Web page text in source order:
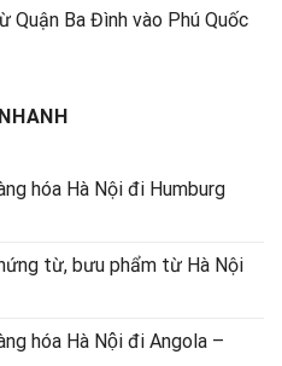
Quận Ba Đình vào Phú Quốc
hóa Hà Nội đi Humburg
từ, bưu phẩm từ Hà Nội
hóa Hà Nội đi Angola –